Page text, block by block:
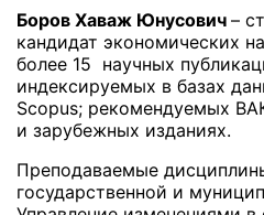
Боров Хаваж Юнусович –
кандидат экономических
более 15 научных
индексируемых в базах
Scopus; рекомендуемых
и зарубежных изданиях.
Преподаваемые
государственной и